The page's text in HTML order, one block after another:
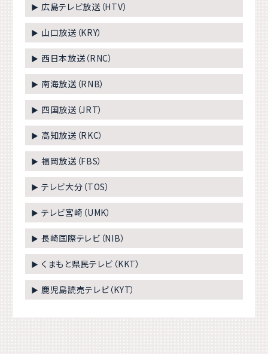
▶ 広島テレビ放送（HTV）
▶ 山口放送（KRY）
▶ 西日本放送（RNC）
▶ 南海放送（RNB）
▶ 四国放送（JRT）
▶ 高知放送（RKC）
▶ 福岡放送（FBS）
▶ テレビ大分（TOS）
▶ テレビ宮崎（UMK）
▶ 長崎国際テレビ（NIB）
▶ くまもと県民テレビ（KKT）
▶ 鹿児島読売テレビ（KYT）